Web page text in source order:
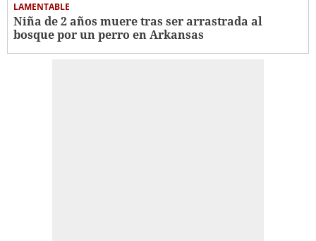
LAMENTABLE
Niña de 2 años muere tras ser arrastrada al
bosque por un perro en Arkansas